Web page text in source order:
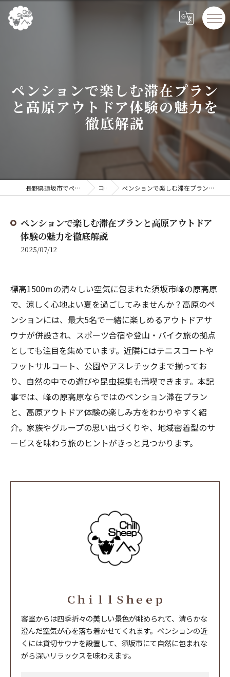
ペンションで楽しむ滞在プラン
と高原アウトドア体験の魅力を
徹底解説
長野県須坂市でペンションならChillSheep コラム ペンションで楽しむ滞在プランと高原アウトドア体験の魅力を徹底解説
ペンションで楽しむ滞在プランと高原アウトドア
体験の魅力を徹底解説
2025/07/12
標高1500mの清々しい空気に包まれた須坂市峰の原高原
で、涼しく心地よい夏を過ごしてみませんか？高原のペ
ンションには、最大5名で一緒に楽しめるアウトドアサ
ウナが併設され、スポーツ合宿や登山・バイク旅の拠点
としても注目を集めています。近隣にはテニスコートや
フットサルコート、公園やアスレチックまで揃ってお
り、自然の中での遊びや昆虫採集も満喫できます。本記
事では、峰の原高原ならではのペンション滞在プラン
と、高原アウトドア体験の楽しみ方をわかりやすく紹
介。家族やグループの思い出づくりや、地域密着型のサ
ービスを味わう旅のヒントがきっと見つかります。
ＣｈｉｌｌＳｈｅｅｐ
客室からは四季折々の美しい景色が眺められて、清らかな
澄んだ空気が心を落ち着かせてくれます。ペンションの近
くには貸切サウナを設置して、須坂市にて自然に包まれな
がら深いリラックスを味わえます。